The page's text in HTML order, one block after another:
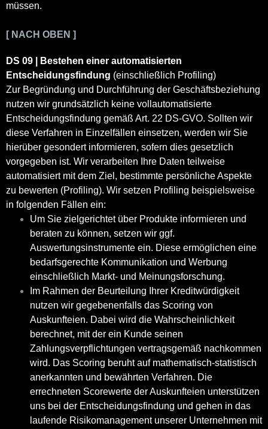
müssen.
[ NACH OBEN ]
DS 09 | Bestehen einer automatisierten
Entscheidungsfindung (einschließlich Profiling)
Zur Begründung und Durchführung der Geschäftsbeziehung
nutzen wir grundsätzlich keine vollautomatisierte
Entscheidungsfindung gemäß Art. 22 DS-GVO. Sollten wir
diese Verfahren in Einzelfällen einsetzen, werden wir Sie
hierüber gesondert informieren, sofern dies gesetzlich
vorgegeben ist. Wir verarbeiten Ihre Daten teilweise
automatisiert mit dem Ziel, bestimmte persönliche Aspekte
zu bewerten (Profiling). Wir setzen Profiling beispielsweise
in folgenden Fällen ein:
Um Sie zielgerichtet über Produkte informieren und
beraten zu können, setzen wir ggf.
Auswertungsinstrumente ein. Diese ermöglichen eine
bedarfsgerechte Kommunikation und Werbung
einschließlich Markt- und Meinungsforschung.
Im Rahmen der Beurteilung Ihrer Kreditwürdigkeit
nutzen wir gegebenenfalls das Scoring von
Auskunfteien. Dabei wird die Wahrscheinlichkeit
berechnet, mit der ein Kunde seinen
Zahlungsverpflichtungen vertragsgemäß nachkommen
wird. Das Scoring beruht auf mathematisch-statistisch
anerkannten und bewährten Verfahren. Die
errechneten Scorewerte der Auskunfteien unterstützen
uns bei der Entscheidungsfindung und gehen in das
laufende Risikomanagement unserer Unternehmen mit